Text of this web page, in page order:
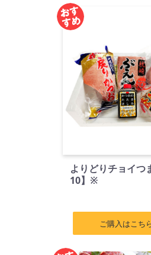
よりどりチョイつ
10】※
ご購入はこ